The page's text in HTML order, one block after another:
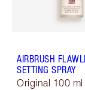
AIRBRUSH
SETTING SPRAY
Original 100 ml